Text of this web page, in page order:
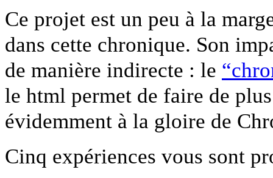
Ce projet est un peu à la
dans cette chronique. Son
de manière indirecte : le
le html permet de faire de
évidemment à la gloire de
Cinq expériences vous sont